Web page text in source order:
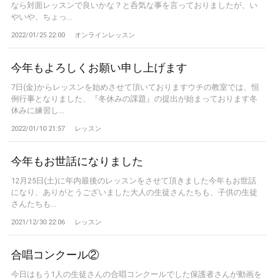
なら対面レッスンで良いかな？と呑気な事を言っておりましたが、い
やいや、ちょっ...
2022/01/25 22:00 オンラインレッスン
今年もよろしくお願い申し上げます
7日(金)からレッスンを始めさせて頂いておりますウチの教室では、恒
例行事となりました、『冬休みの課題』の提出が始まっております冬
休みに練習し...
2022/01/10 21:57 レッスン
今年もお世話になりました
12月25日(土)に年内最後のレッスンをさせて頂きました今年もお世話
になり、ありがとうございました大人の生徒さんたちも、子供の生徒
さんたちも...
2021/12/30 22:06 レッスン
合唱コンクール②
今日はもう1人の生徒さんの合唱コンクールでした保護者さんが動画を